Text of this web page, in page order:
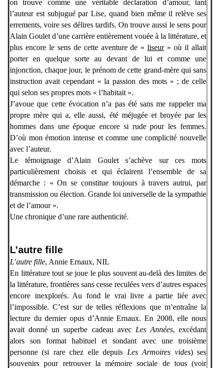
on trouve comme une véritable déclaration d’amour, tant
l’auteur est subjugué par Lise, quand bien même il relève ses
errements, voire ses délires tardifs. On trouve aussi le sens pour
Alain Goulet d’une carrière entièrement vouée à la littérature, et
plus encore le sens de cette aventure de «liseur» où il allait
porter en quelque sorte au devant de lui et comme une
injonction, chaque jour, le prénom de cette grand-mère qui sans
instruction avait cependant « la passion des mots » ; de celle
qui selon ses propres mots « l’habitait ».
J’avoue que cette évocation n’a pas été sans me rappeler ma
propre mère qui a, elle aussi, été méjugée et broyée par les
hommes dans une époque encore si rude pour les femmes.
D’où mon émotion intense et comme une complicité nouvelle
avec l’auteur.
Le témoignage d’Alain Goulet s’achève sur ces mots
particulièrement choisis et qui éclairent l’ensemble de sa
démarche : « On se constitue toujours à travers autrui, par
transmission ou élection. Grande loi universelle de la sympathie
et de l’amour ».
Une chronique d’une rare authenticité.
L’autre fille
L’autre fille, Annie Ernaux, NIL
En littérature tout se joue le plus souvent au-delà des limites de
la littérature, frontières sans cesse reculées vers d’autres espaces
encore inexplorés. Au fond le vrai livre a partie liée avec
l’impossible. C’est sur de telles réflexions que m’entraîne la
lecture du dernier opus d’Annie Ernaux. En 2008, elle nous
avait donné un superbe cadeau avec Les Années, excédant
alors son format habituel et sondant avec une troisième
personne (si rare chez elle depuis Les Armoires vides) ses
souvenirs pour retrouver la mémoire sociale de tous (voir